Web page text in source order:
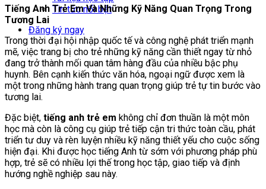
Tin tức nổi bật
Đăng ký ngay
Tiếng Anh Trẻ Em Và Những Kỹ Năng Quan Trọng Trong
Tương Lai
Trong thời đại hội nhập quốc tế và công nghệ phát triển mạnh
mẽ, việc trang bị cho trẻ những kỹ năng cần thiết ngay từ nhỏ
đang trở thành mối quan tâm hàng đầu của nhiều bậc phụ
huynh. Bên cạnh kiến thức văn hóa, ngoại ngữ được xem là
một trong những hành trang quan trọng giúp trẻ tự tin bước vào
tương lai.
Đặc biệt, tiếng anh trẻ em không chỉ đơn thuần là một môn
học mà còn là công cụ giúp trẻ tiếp cận tri thức toàn cầu, phát
triển tư duy và rèn luyện nhiều kỹ năng thiết yếu cho cuộc sống
hiện đại. Khi được học tiếng Anh từ sớm với phương pháp phù
hợp, trẻ sẽ có nhiều lợi thế trong học tập, giao tiếp và định
hướng nghề nghiệp sau này.